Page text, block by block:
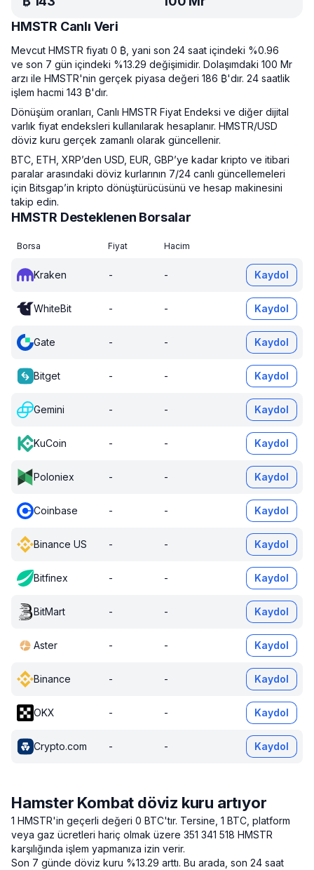
HMSTR Canlı Veri
Mevcut HMSTR fiyatı 0 ₿, yani son 24 saat içindeki %0.96
ve son 7 gün içindeki %13.29 değişimidir. Dolaşımdaki 100 Mr
arzı ile HMSTR'nin gerçek piyasa değeri 186 ₿'dır. 24 saatlik
işlem hacmi 143 ₿'dır.
Dönüşüm oranları, Canlı HMSTR Fiyat Endeksi ve diğer dijital
varlık fiyat endeksleri kullanılarak hesaplanır. HMSTR/USD
döviz kuru gerçek zamanlı olarak güncellenir.
BTC, ETH, XRP’den USD, EUR, GBP’ye kadar kripto ve itibari
paralar arasındaki döviz kurlarının 7/24 canlı güncellemeleri
için Bitsgap’in kripto dönüştürücüsünü ve hesap makinesini
takip edin.
HMSTR Desteklenen Borsalar
Borsa Fiyat Hacim
Kraken - - Kaydol
WhiteBit - - Kaydol
Gate - - Kaydol
Bitget - - Kaydol
Gemini - - Kaydol
KuCoin - - Kaydol
Poloniex - - Kaydol
Coinbase - - Kaydol
Binance US - - Kaydol
Bitfinex - - Kaydol
BitMart - - Kaydol
Aster - - Kaydol
Binance - - Kaydol
OKX - - Kaydol
Crypto.com - - Kaydol
Hamster Kombat döviz kuru artıyor
1 HMSTR'in geçerli değeri 0 BTC'tır. Tersine, 1 BTC, platform
veya gaz ücretleri hariç olmak üzere 351 341 518 HMSTR
karşılığında işlem yapmanıza izin verir.
Son 7 günde döviz kuru %13.29 arttı. Bu arada, son 24 saat